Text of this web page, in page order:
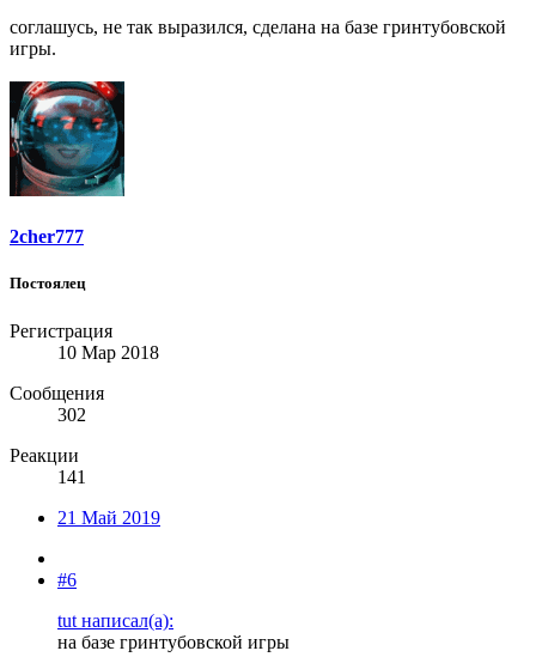
соглашусь, не так выразился, сделана на базе гринтубовской
игры.
2cher777
Постоялец
Регистрация
10 Мар 2018
Сообщения
302
Реакции
141
21 Май 2019
#6
tut написал(а):
на базе гринтубовской игры